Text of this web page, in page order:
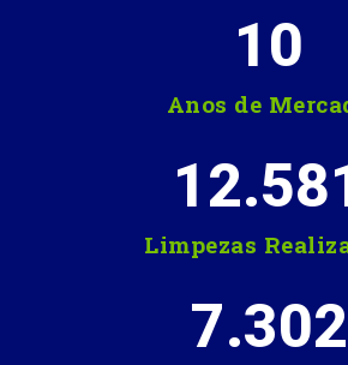
Anos de
10
Limpezas
7.302